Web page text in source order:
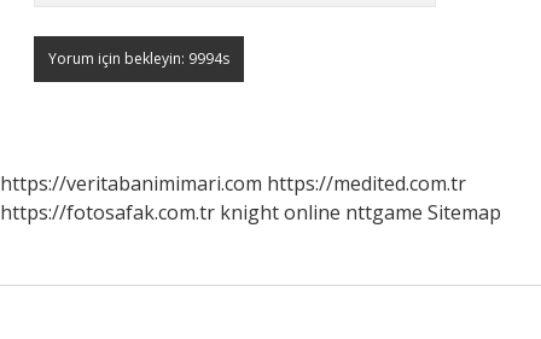
https://veritabanimimari.com https://medited.com.tr
https://fotosafak.com.tr knight online nttgame Sitemap